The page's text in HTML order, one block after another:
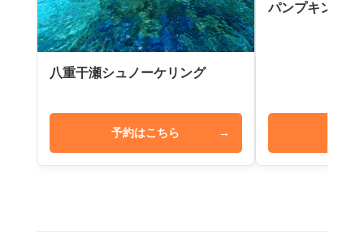
八重干瀬シュノーケリング
予約はこちら →
パンプキン鍾乳